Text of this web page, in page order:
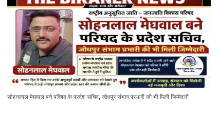
सोहनलाल मेघवाल बने परिषद के प्रदेश सचिव, जोधपुर संभाग प्रभारी की भी मिली जिम्मेदारी